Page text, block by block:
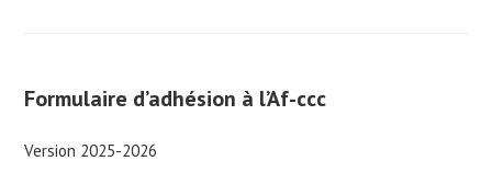
Formulaire d’adhésion à l’Af-ccc
Version 2025-2026